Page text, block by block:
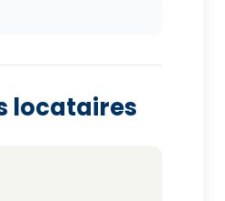
locataires